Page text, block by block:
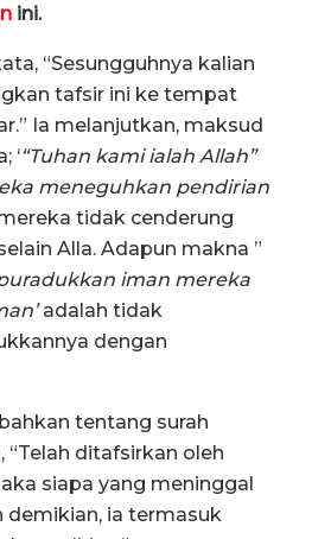
ini.
“Sesungguhnya kalian
tafsir ini ke tempat
Ia melanjutkan, maksud
‘“Tuhan kami ialah Allah”
meneguhkan pendirian
tidak cenderung
Alla. Adapun makna ”
iman mereka
adalah tidak
dengan
tentang surah
“Telah ditafsirkan oleh
siapa yang meninggal
demikian, ia termasuk